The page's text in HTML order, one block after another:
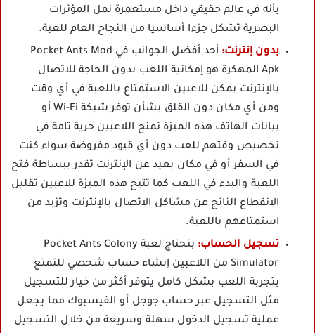
بأنه في عالم حقيقي داخل مستعمرة نمل المؤثرات
البصرية تشكل جزءا أساسيا من النجاح العام للعبة.
بدون إنترنت:
أحد أفضل الجوانب في Pocket Ants Mod
Apk المهكرة هو إمكانية اللعب بدون الحاجة للاتصال
بالإنترنت يمكن للاعبين الاستمتاع باللعبة في أي وقت
ومن أي مكان دون القلق بشأن توفر شبكة Wi-Fi أو
بيانات الهاتف هذه الميزة تمنح اللاعبين حرية تامة في
تخصيص وقتهم للعب دون أي قيود مفروضة سواء كنت
في السفر أو في مكان بعيد عن الإنترنت تقدر ببساطة فتح
اللعبة والبدء في اللعب كما تتيح هذه الميزة للاعبين تقليل
الانقطاع الناتج عن مشاكل الاتصال بالإنترنت وتزيد من
استمتاعهم باللعبة.
تسجيل الحساب:
بتحتاج لعبة Pocket Ants Colony
Simulator من اللاعبين إنشاء حساب شخصي للتمتع
بتجربة اللعب بشكل كامل يتوفر أكثر من خيار للتسجيل
مثل التسجيل عبر حساب جوجل أو الفيسبوك مما يجعل
عملية تسجيل الدخول سهلة وسريعة من خلال التسجيل